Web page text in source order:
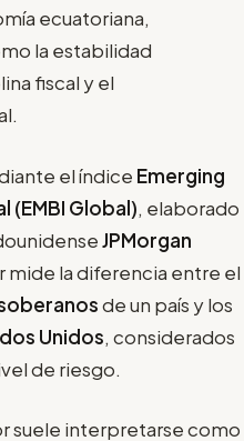
ecuatoriana,
la estabilidad
fiscal y el
el índice Emerging
(EMBI Global), elaborado
JPMorgan
mide la diferencia entre el
de un país y los
Unidos, considerados
de riesgo.
suele interpretarse como